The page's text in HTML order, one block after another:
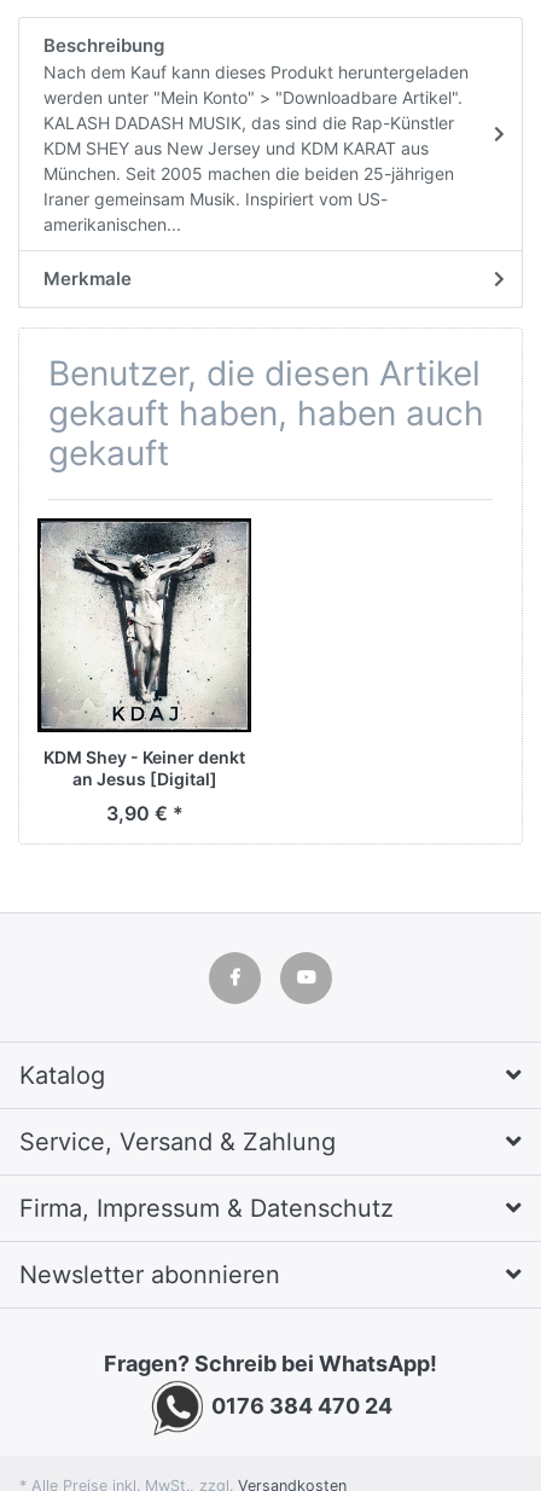
Beschreibung
Nach dem Kauf kann dieses Produkt heruntergeladen
werden unter "Mein Konto" > "Downloadbare Artikel".
KALASH DADASH MUSIK, das sind die Rap-Künstler
KDM SHEY aus New Jersey und KDM KARAT aus
München. Seit 2005 machen die beiden 25-jährigen
Iraner gemeinsam Musik. Inspiriert vom US-
amerikanischen...
Merkmale
Benutzer, die diesen Artikel
gekauft haben, haben auch
gekauft
KDM Shey - Keiner denkt
an Jesus [Digital]
3,90 € *
Katalog
Service, Versand & Zahlung
Firma, Impressum & Datenschutz
Newsletter abonnieren
Fragen? Schreib bei WhatsApp!
0176 384 470 24
* Alle Preise inkl. MwSt., zzgl. Versandkosten